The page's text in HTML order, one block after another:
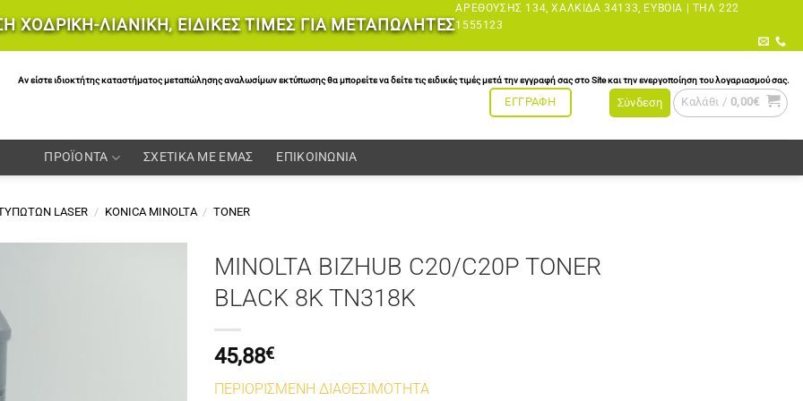
ΧΟΔΡΙΚΗ-ΛΙΑΝΙΚΗ, ΕΙΔΙΚΕΣ ΤΙΜΕΣ ΓΙΑ ΜΕΤΑΠΩΛΗΤΕΣ
ΑΡΕΘΟΎΣΗΣ 134, ΧΑΛΚΊΔΑ 34133, ΕΎΒΟΙΑ | ΤΗΛ 222
1555123
Αν είστε ιδιοκτήτης καταστήματος μεταπώλησης αναλωσίμων εκτύπωσης θα μπορείτε να δείτε τις ειδικές τιμές μετά την εγγραφή σας στο Site και την ενεργοποίηση του λογαριασμού σας.
ΕΓΓΡΑΦΗ Σύνδεση Καλάθι / 0,00€
ΠΡΟΪΟΝΤΑ ΣΧΕΤΙΚΑ ΜΕ ΕΜΑΣ ΕΠΙΚΟΙΝΩΝΙΑ
LASER / KONICA MINOLTA / TONER
MINOLTA BIZHUB C20/C20P TONER
BLACK 8K TN318K
45,88€
ΠΕΡΙΟΡΙΣΜΕΝΗ ΔΙΑΘΕΣΙΜΟΤΗΤΑ